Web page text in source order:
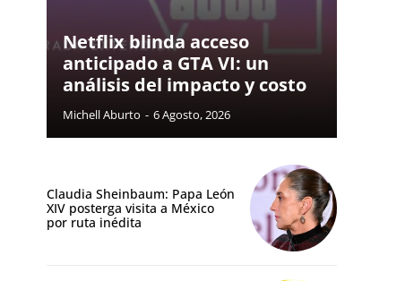
Netflix blinda acceso
anticipado a GTA VI: un
análisis del impacto y costo
Michell Aburto - 6 Agosto, 2026
Claudia Sheinbaum: Papa León
XIV posterga visita a México
por ruta inédita